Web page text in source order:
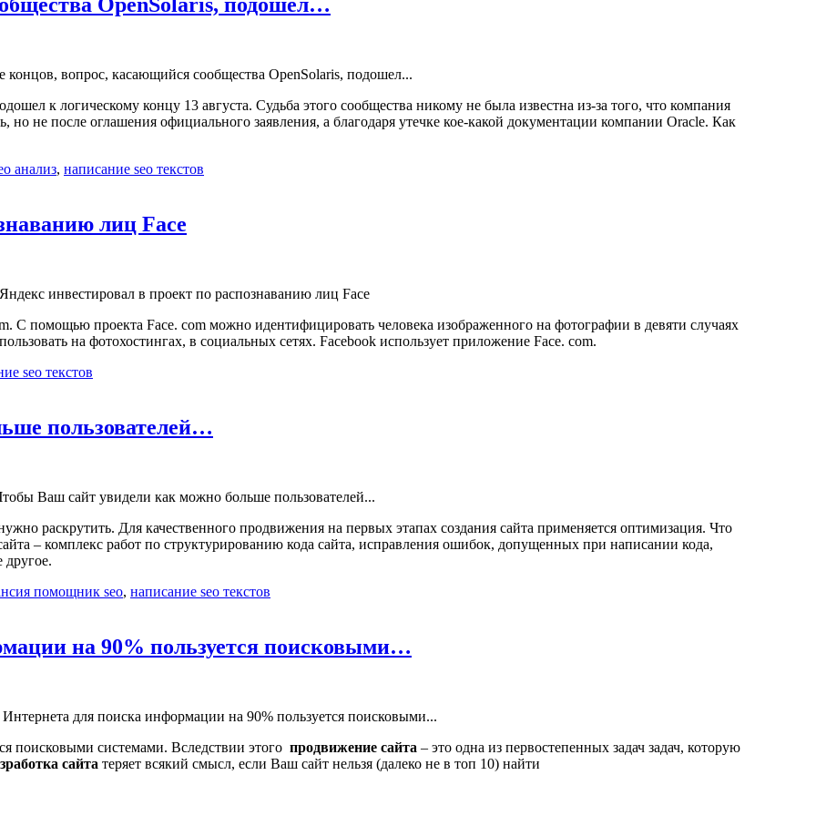
OpenSolaris, подошел…
к логическому концу 13 августа. Судьба этого сообщества никому не была известна из-за того, что компания
не после оглашения официального заявления, а благодаря утечке кое-какой документации компании Oracle. Как
анализ, написание seo текстов
лиц Face
C помощью проекта Face. com можно идентифицировать человека изображенного на фотографии в девяти случаях
на фотохостингах, в социальных сетях. Facebook использует приложение Face. com.
seo текстов
пользователей…
раскрутить. Для качественного продвижения на первых этапах создания сайта применяется оптимизация. Что
– комплекс работ по структурированию кода сайта, исправления ошибок, допущенных при написании кода,
другое.
помощник seo, написание seo текстов
на 90% пользуется поисковыми…
поисковыми системами. Вследствии этого продвижение сайта – это одна из первостепенных задач задач, которую
сайта теряет всякий смысл, если Ваш сайт нельзя (далеко не в топ 10) найти